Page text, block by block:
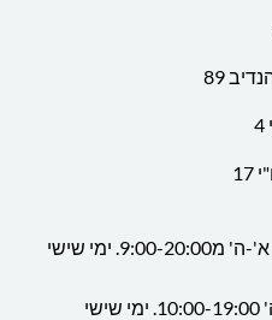
89
ימים א'-ה' מ9:00-20:00. ימי שישי
: א'-ה' 10:00-19:00. ימי שישי